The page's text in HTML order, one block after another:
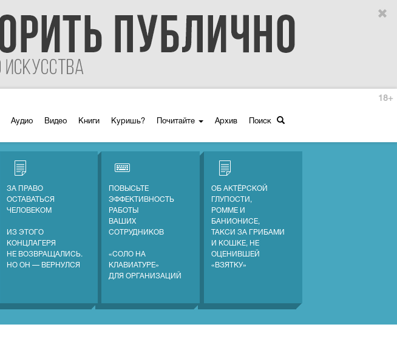
Аудио Видео Книги Куришь? Почитайте Архив Поиск
18+
ЗА ПРАВО
ОСТАВАТЬСЯ
ЧЕЛОВЕКОМ
ИЗ ЭТОГО
КОНЦЛАГЕРЯ
НЕ ВОЗВРАЩАЛИСЬ.
НО ОН — ВЕРНУЛСЯ
ПОВЫСЬТЕ
ЭФФЕКТИВНОСТЬ
РАБОТЫ
ВАШИХ
СОТРУДНИКОВ
«СОЛО НА
КЛАВИАТУРЕ»
ДЛЯ ОРГАНИЗАЦИЙ
ОБ АКТЁРСКОЙ
ГЛУПОСТИ,
РОММЕ И
БАНИОНИСЕ,
ТАКСИ ЗА ГРИБАМИ
И КОШКЕ, НЕ
ОЦЕНИВШЕЙ
«ВЗЯТКУ»